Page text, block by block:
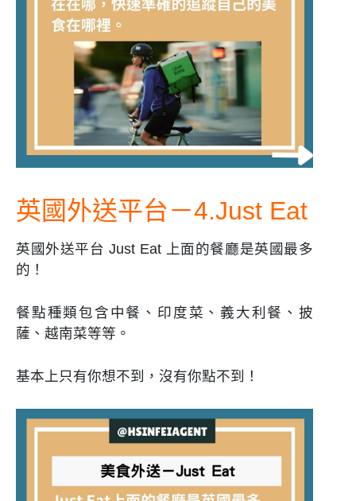
英國外送平台－4.Just Eat
英國外送平台 Just Eat 上面的餐廳是英國最多
的！
餐點種類包含中餐、印度菜、義大利餐、披
薩、越南菜等等。
基本上只有你想不到，沒有你點不到！